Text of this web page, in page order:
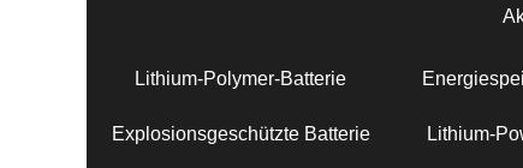
Lithium-Polymer-Batterie
Explosionsgeschützte Batterie Lithium-